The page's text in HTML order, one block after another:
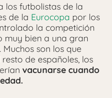
los futbolistas de la
de la Eurocopa por los
la competición
muy bien a una gran
son los que
de españoles, los
vacunarse cuando